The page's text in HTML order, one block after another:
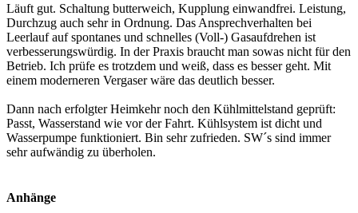
Läuft gut. Schaltung butterweich, Kupplung einwandfrei. Leistung,
Durchzug auch sehr in Ordnung. Das Ansprechverhalten bei
Leerlauf auf spontanes und schnelles (Voll-) Gasaufdrehen ist
verbesserungswürdig. In der Praxis braucht man sowas nicht für den
Betrieb. Ich prüfe es trotzdem und weiß, dass es besser geht. Mit
einem moderneren Vergaser wäre das deutlich besser.
Dann nach erfolgter Heimkehr noch den Kühlmittelstand geprüft:
Passt, Wasserstand wie vor der Fahrt. Kühlsystem ist dicht und
Wasserpumpe funktioniert. Bin sehr zufrieden. SW´s sind immer
sehr aufwändig zu überholen.
Anhänge